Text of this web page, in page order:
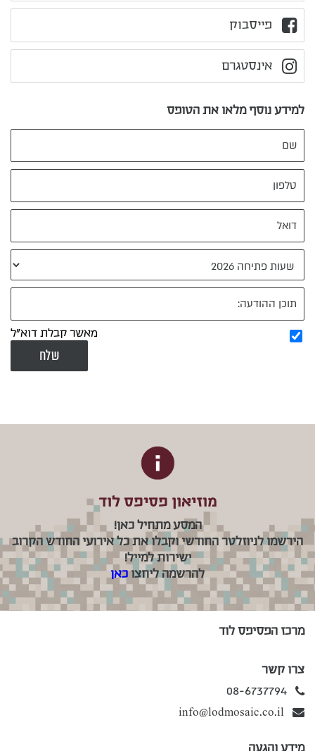
פייסבוק
אינסטגרם
למידע נוסף מלאו את הטופס
מאשר קבלת דוא"ל
מוזיאון פסיפס לוד
המסע מתחיל כאן!
הירשמו לניוזלטר החודשי וקבלו את כל אירועי החודש הקרוב
ישירות למייל!
להרשמה ליחצוכאן
מרכז הפסיפס לוד
צרו קשר
08-6737794
info@lodmosaic.co.il
מידע והגעה